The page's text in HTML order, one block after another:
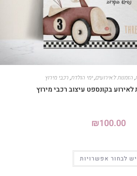
,הזמנות לאירועים,ימי הולדת,רכבי מירוץ
לאירוע בקונספט עיצוב רכבי מירוץ
₪100.00
יש לבחור אפשרויות